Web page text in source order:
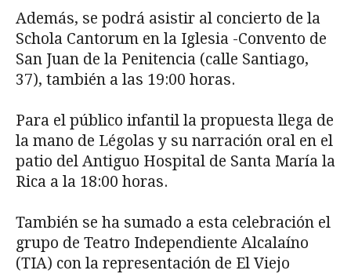
Además, se podrá asistir al concierto de la
Schola Cantorum en la Iglesia -Convento de
San Juan de la Penitencia (calle Santiago,
37), también a las 19:00 horas.
Para el público infantil la propuesta llega de
la mano de Légolas y su narración oral en el
patio del Antiguo Hospital de Santa María la
Rica a la 18:00 horas.
También se ha sumado a esta celebración el
grupo de Teatro Independiente Alcalaíno
(TIA) con la representación de El Viejo